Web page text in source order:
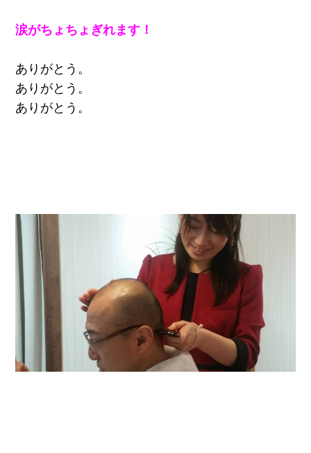
涙がちょちょぎれます！
ありがとう。
ありがとう。
ありがとう。